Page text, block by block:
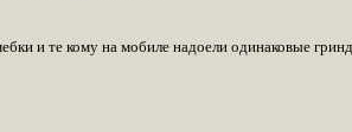
и те кому на мобиле надоели одинаковые